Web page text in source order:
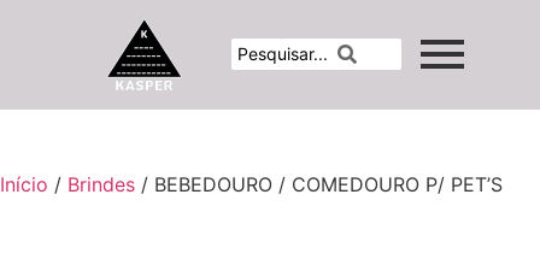
Início / Brindes / BEBEDOURO / COMEDOURO P/ PET’S